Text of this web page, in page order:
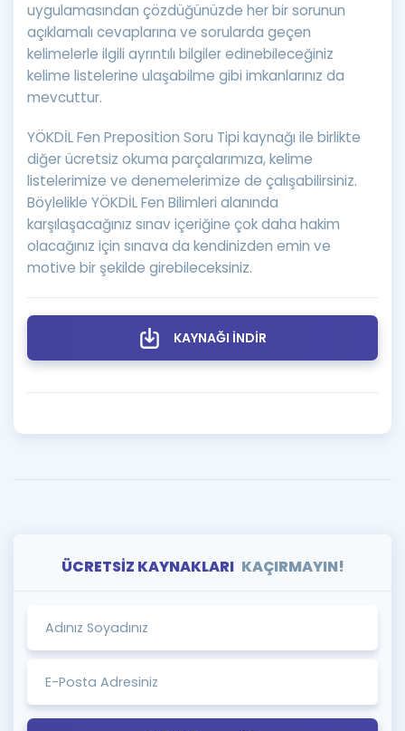
uygulamasından çözdüğünüzde her bir sorunun
açıklamalı cevaplarına ve sorularda geçen
kelimelerle ilgili ayrıntılı bilgiler edinebileceğiniz
kelime listelerine ulaşabilme gibi imkanlarınız da
mevcuttur.
YÖKDİL Fen Preposition Soru Tipi kaynağı ile birlikte
diğer ücretsiz okuma parçalarımıza, kelime
listelerimize ve denemelerimize de çalışabilirsiniz.
Böylelikle YÖKDİL Fen Bilimleri alanında
karşılaşacağınız sınav içeriğine çok daha hakim
olacağınız için sınava da kendinizden emin ve
motive bir şekilde girebileceksiniz.
KAYNAĞI İNDİR
ÜCRETSİZ KAYNAKLARI KAÇIRMAYIN!